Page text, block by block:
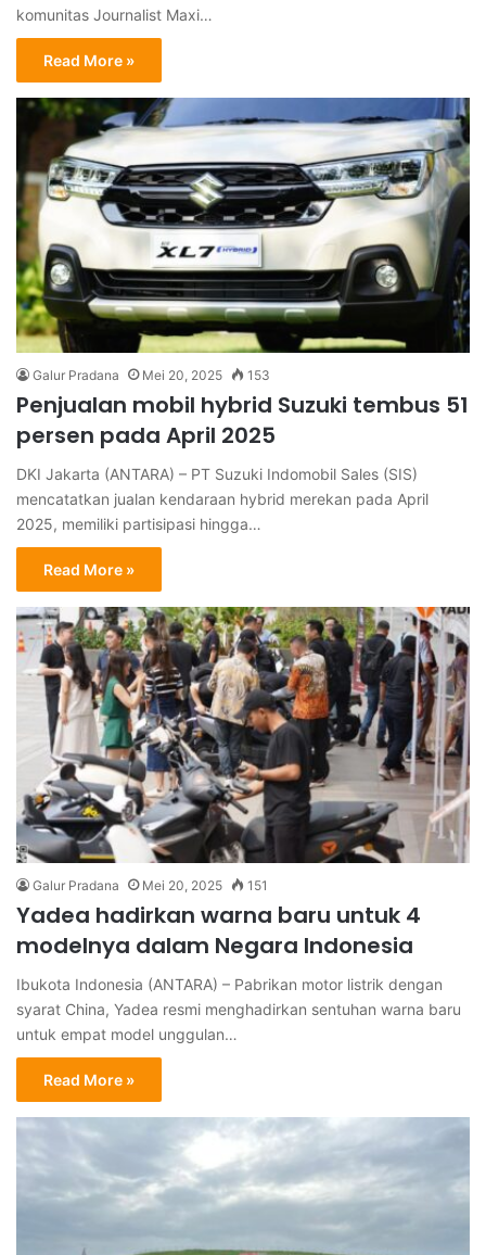
komunitas Journalist Maxi…
Read More »
Galur Pradana Mei 20, 2025 153
Penjualan mobil hybrid Suzuki tembus 51
persen pada April 2025
DKI Jakarta (ANTARA) – PT Suzuki Indomobil Sales (SIS)
mencatatkan jualan kendaraan hybrid merekan pada April
2025, memiliki partisipasi hingga…
Read More »
Galur Pradana Mei 20, 2025 151
Yadea hadirkan warna baru untuk 4
modelnya dalam Negara Indonesia
Ibukota Indonesia (ANTARA) – Pabrikan motor listrik dengan
syarat China, Yadea resmi menghadirkan sentuhan warna baru
untuk empat model unggulan…
Read More »